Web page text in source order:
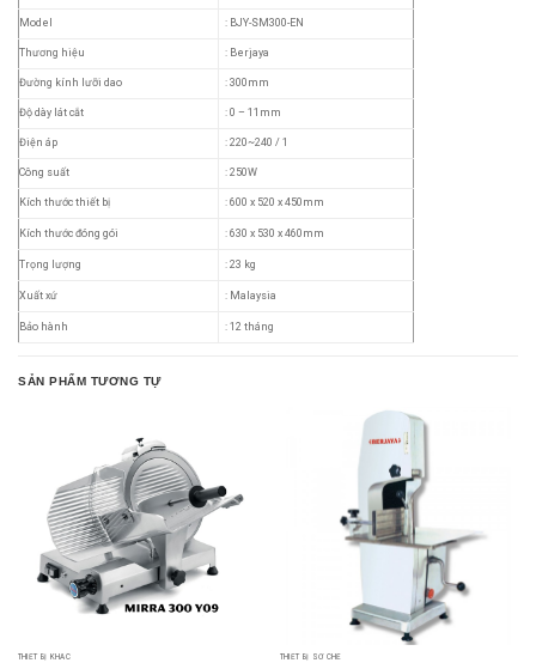
Model : BJY-SM300-EN
Thương hiệu : Berjaya
Đường kính lưỡi dao : 300mm
Độ dày lát cắt : 0 – 11mm
Điện áp : 220~240 / 1
Công suất : 250W
Kích thước thiết bị : 600 x 520 x 450mm
Kích thước đóng gói : 630 x 530 x 460mm
Trọng lượng : 23 kg
Xuất xứ : Malaysia
Bảo hành : 12 tháng
SẢN PHẨM TƯƠNG TỰ
THIẾT BỊ KHÁC THIẾT BỊ SƠ CHẾ